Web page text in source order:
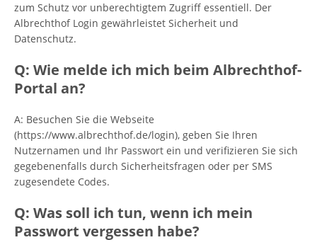
zum Schutz vor unberechtigtem Zugriff essentiell. Der
Albrechthof Login gewährleistet Sicherheit und
Datenschutz.
Q: Wie melde ich mich beim Albrechthof-
Portal an?
A: Besuchen Sie die Webseite
(https://www.albrechthof.de/login), geben Sie Ihren
Nutzernamen und Ihr Passwort ein und verifizieren Sie sich
gegebenenfalls durch Sicherheitsfragen oder per SMS
zugesendete Codes.
Q: Was soll ich tun, wenn ich mein
Passwort vergessen habe?